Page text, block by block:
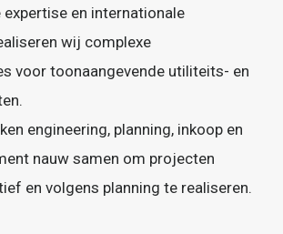
en internationale
wij complexe
voor toonaangevende utiliteits- en
engineering, planning, inkoop en
nauw samen om projecten
en volgens planning te realiseren.